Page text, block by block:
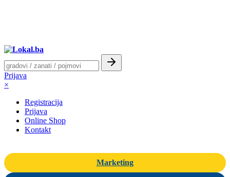
Prijava
×
Registracija
Prijava
Online Shop
Kontakt
Marketing